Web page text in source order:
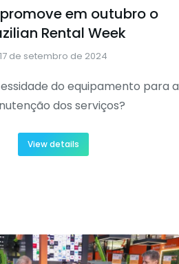
em outubro o
Rental Week
17 de setembro de 2024
do equipamento para a
dos serviços?
View details